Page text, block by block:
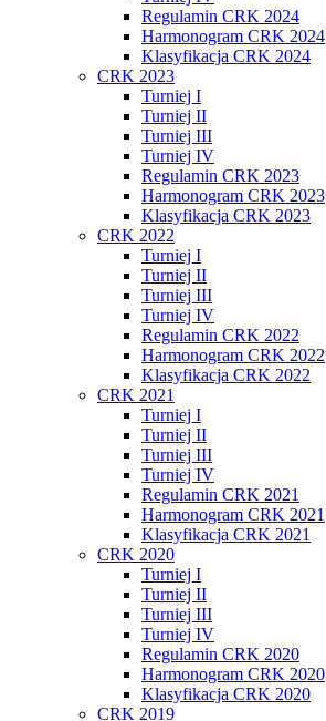
Regulamin CRK 2024
Harmonogram CRK 2024
Klasyfikacja CRK 2024
CRK 2023
Turniej I
Turniej II
Turniej III
Turniej IV
Regulamin CRK 2023
Harmonogram CRK 2023
Klasyfikacja CRK 2023
CRK 2022
Turniej I
Turniej II
Turniej III
Turniej IV
Regulamin CRK 2022
Harmonogram CRK 2022
Klasyfikacja CRK 2022
CRK 2021
Turniej I
Turniej II
Turniej III
Turniej IV
Regulamin CRK 2021
Harmonogram CRK 2021
Klasyfikacja CRK 2021
CRK 2020
Turniej I
Turniej II
Turniej III
Turniej IV
Regulamin CRK 2020
Harmonogram CRK 2020
Klasyfikacja CRK 2020
CRK 2019